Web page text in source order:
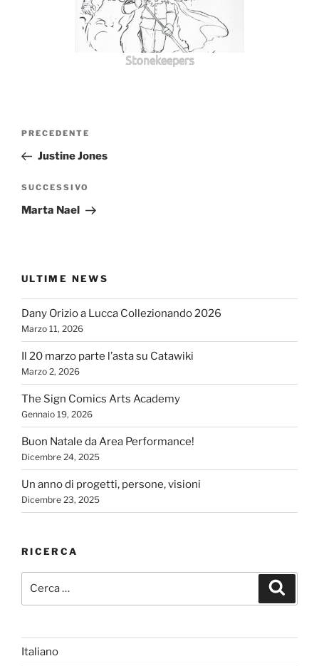
Stonekeepers
Navigazione
Articolo
precedente:
PRECEDENTE
Justine Jones
Articolo
successivo
SUCCESSIVO
Marta Nael
ULTIME NEWS
Dany Orizio a Lucca Collezionando 2026
Marzo 11, 2026
Il 20 marzo parte l’asta su Catawiki
Marzo 2, 2026
The Sign Comics Arts Academy
Gennaio 19, 2026
Buon Natale da Area Performance!
Dicembre 24, 2025
Un anno di progetti, persone, visioni
Dicembre 23, 2025
RICERCA
Italiano